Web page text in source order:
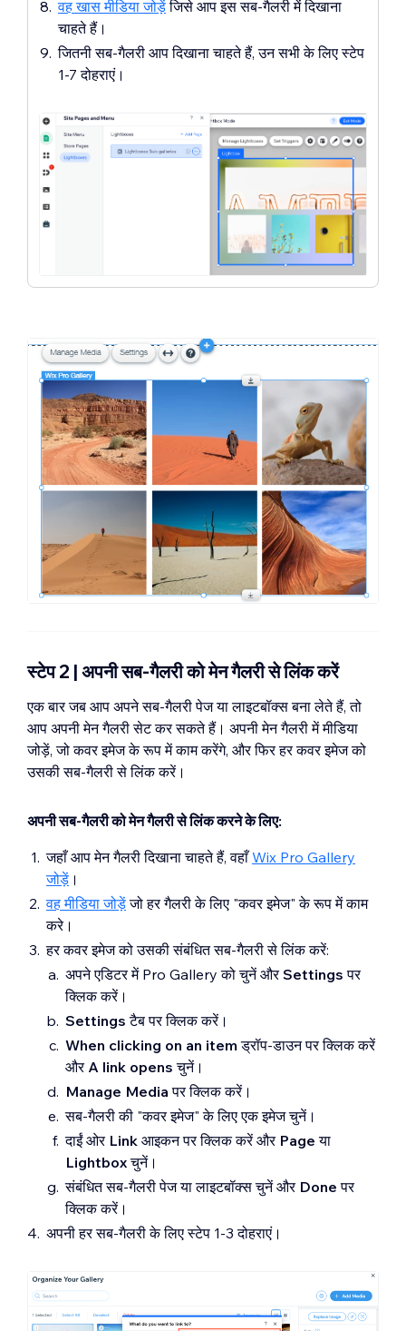
वह खास मीडिया जोड़ेंजिसे आप इस सब-गैलरी में दिखाना
चाहते हैं।
जितनी सब-गैलरी आप दिखाना चाहते हैं, उन सभी के लिए स्टेप
1-7 दोहराएं।
स्टेप 2 | अपनी सब-गैलरी को मेन गैलरी से लिंक करें
एक बार जब आप अपने सब-गैलरी पेज या लाइटबॉक्स बना लेते हैं, तो
आप अपनी मेन गैलरी सेट कर सकते हैं। अपनी मेन गैलरी में मीडिया
जोड़ें, जो कवर इमेज के रूप में काम करेंगे, और फिर हर कवर इमेज को
उसकी सब-गैलरी से लिंक करें।
अपनी सब-गैलरी को मेन गैलरी से लिंक करने के लिए:
जहाँ आप मेन गैलरी दिखाना चाहते हैं, वहाँWix Pro Gallery
जोड़ें ।
वह मीडिया जोड़ेंजो हर गैलरी के लिए "कवर इमेज" के रूप में काम
करे।
हर कवर इमेज को उसकी संबंधित सब-गैलरी से लिंक करें:
अपने एडिटर में Pro Gallery को चुनें औरSettings पर
क्लिक करें।
Settings टैब पर क्लिक करें।
When clicking on an itemड्रॉप-डाउन पर क्लिक करें
और A link opens चुनें।
Manage Media पर क्लिक करें।
सब-गैलरी की "कवर इमेज" के लिए एक इमेज चुनें।
दाईं ओर Link आइकन पर क्लिक करें और Page या
Lightboxचुनें।
संबंधित सब-गैलरी पेज या लाइटबॉक्स चुनें और Done पर
क्लिक करें।
अपनी हर सब-गैलरी के लिए स्टेप 1-3 दोहराएं।